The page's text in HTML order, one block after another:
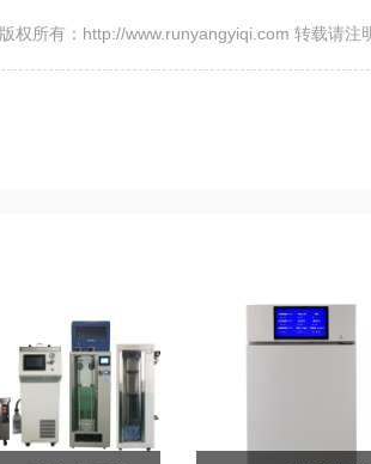
版权所有：http://www.runyangyiqi.com 转载请注